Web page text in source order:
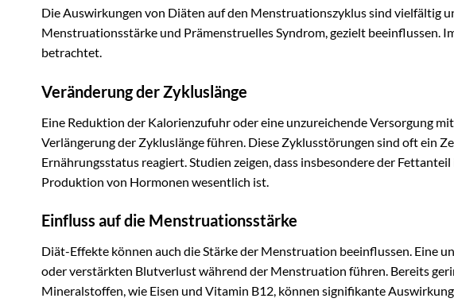
Die Auswirkungen von Diäten auf den Menstruationszyklus sind vielfältig
Menstruationsstärke und Prämenstruelles Syndrom, gezielt beeinflussen.
betrachtet.
Veränderung der Zykluslänge
Eine Reduktion der Kalorienzufuhr oder eine unzureichende Versorgung
Verlängerung der Zykluslänge führen. Diese Zyklusstörungen sind oft ein
Ernährungsstatus reagiert. Studien zeigen, dass insbesondere der
Produktion von Hormonen wesentlich ist.
Einfluss auf die Menstruationsstärke
Diät-Effekte können auch die Stärke der Menstruation beeinflussen. Eine
oder verstärkten Blutverlust während der Menstruation führen. Bereits
Mineralstoffen, wie Eisen und Vitamin B12, können signifikante